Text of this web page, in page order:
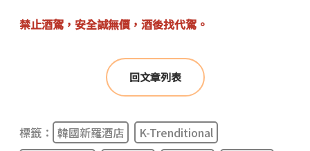
禁止酒駕，安全誠無價，酒後找代駕。
回文章列表
標籤： 韓國新羅酒店
K-Trenditional